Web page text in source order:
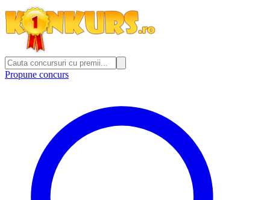
Propune concurs